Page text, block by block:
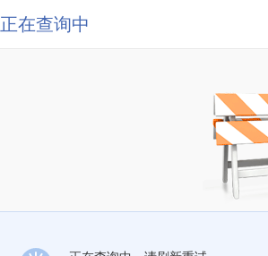
正在查询中